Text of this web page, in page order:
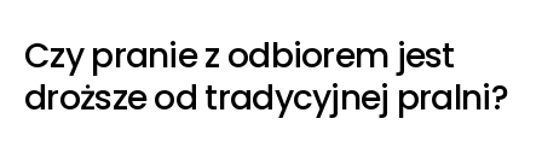
Czy pranie z odbiorem jest
droższe od tradycyjnej pralni?